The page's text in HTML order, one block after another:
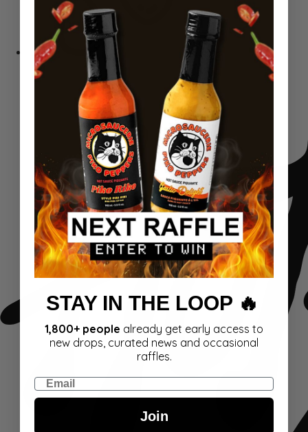
STAY IN THE LOOP 🔥
1,800+ people already get early access to
new drops, curated news and occasional
raffles.
Email
Join